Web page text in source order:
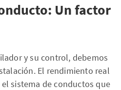
Un factor
y su control, debemos
El rendimiento real
sistema de conductos que